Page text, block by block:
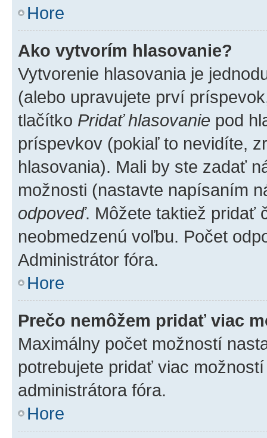
Hore
Ako vytvorím hlasovanie?
Vytvorenie hlasovania je
(alebo upravujete prví
tlačítko Pridať hlasovanie pod
príspevkov (pokiaľ to nevidíte,
hlasovania). Mali by ste zadať
možnosti (nastavte napísaním
odpoveď. Môžete taktiež pridať
neobmedzenú voľbu. Počet
Administrátor fóra.
Hore
Prečo nemôžem pridať viac
Maximálny počet možností
potrebujete pridať viac
administrátora fóra.
Hore